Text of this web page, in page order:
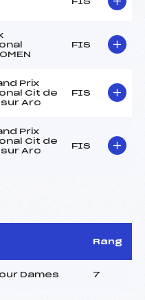
FIS
Prix
Cit de
sur Arc
FIS
Prix
Cit de
sur Arc
FIS
Rang
Dames 7